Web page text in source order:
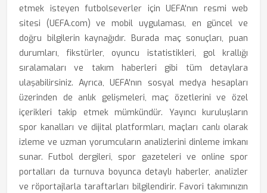
etmek isteyen futbolseverler için UEFA'nın resmi web
sitesi (UEFA.com) ve mobil uygulaması, en güncel ve
doğru bilgilerin kaynağıdır. Burada maç sonuçları, puan
durumları, fikstürler, oyuncu istatistikleri, gol krallığı
sıralamaları ve takım haberleri gibi tüm detaylara
ulaşabilirsiniz. Ayrıca, UEFA'nın sosyal medya hesapları
üzerinden de anlık gelişmeleri, maç özetlerini ve özel
içerikleri takip etmek mümkündür. Yayıncı kuruluşların
spor kanalları ve dijital platformları, maçları canlı olarak
izleme ve uzman yorumcuların analizlerini dinleme imkanı
sunar. Futbol dergileri, spor gazeteleri ve online spor
portalları da turnuva boyunca detaylı haberler, analizler
ve röportajlarla taraftarları bilgilendirir. Favori takımınızın